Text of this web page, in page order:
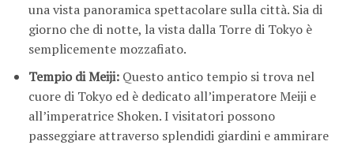
una vista panoramica spettacolare sulla città. Sia di
giorno che di notte, la vista dalla Torre di Tokyo è
semplicemente mozzafiato.
Tempio di Meiji:Questo antico tempio si trova nel
cuore di Tokyo ed è dedicato all’imperatore Meiji e
all’imperatrice Shoken. I visitatori possono
passeggiare attraverso splendidi giardini e ammirare